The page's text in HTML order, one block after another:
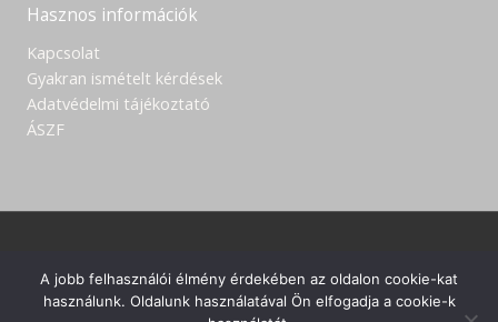
Hasznos információk
Kapcsolat
Gyakran ismételt kérdések
Adatvédelmi tájékoztató
ÁSZF
Copyright © 2023 | Puzzleteka
Facebook
A jobb felhasználói élmény érdekében az oldalon cookie-kat
használunk. Oldalunk használatával Ön elfogadja a cookie-k